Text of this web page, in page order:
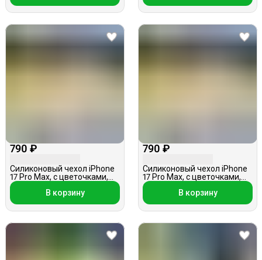
790 ₽
Силиконовый чехол iPhone
17 Pro Max, с цветочками,
белый кварц
В корзину
790 ₽
Силиконовый чехол iPhone
17 Pro Max, с цветочками,
розовый кварц
В корзину